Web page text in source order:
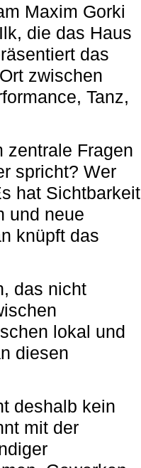
Maxim Gorki
die das Haus
das
zwischen
Tanz,
zentrale Fragen
spricht? Wer
hat Sichtbarkeit
und neue
knüpft das
das nicht
lokal und
diesen
deshalb kein
mit der